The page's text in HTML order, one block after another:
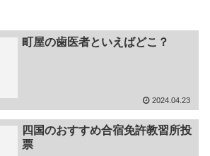
町屋の歯医者といえばどこ？
2024.04.23
四国のおすすめ合宿免許教習所投
票